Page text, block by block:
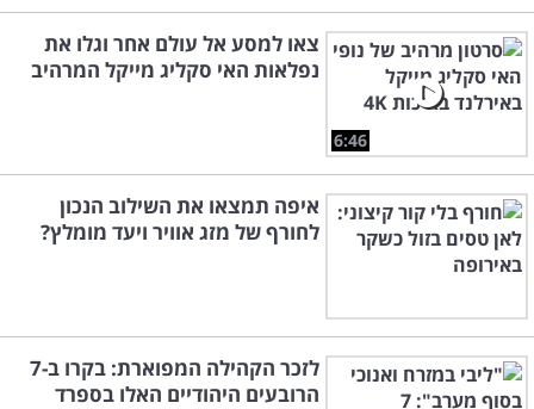
6:46
צאו למסע אל עולם אחר וגלו את
נפלאות האי סקליג מייקל המרהיב
איפה תמצאו את השילוב הנכון
לחורף של מזג אוויר ויעד מומלץ?
לזכר הקהילה המפוארת: בקרו ב-7
הרובעים היהודיים האלו בספרד